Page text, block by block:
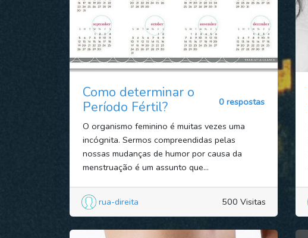
Como determinar o
Período Fértil?
0 respostas
O organismo feminino é muitas vezes uma
incógnita. Sermos compreendidas pelas
nossas mudanças de humor por causa da
menstruação é um assunto que...
rua-direita 500 Visitas